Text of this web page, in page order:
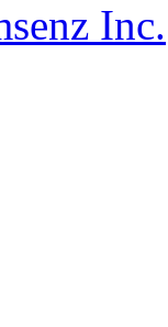
Inc.